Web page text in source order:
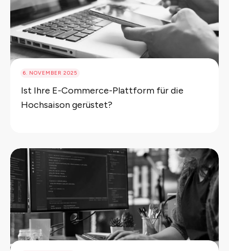
6. NOVEMBER 2025
Ist Ihre E-Commerce-Plattform für die
Hochsaison gerüstet?